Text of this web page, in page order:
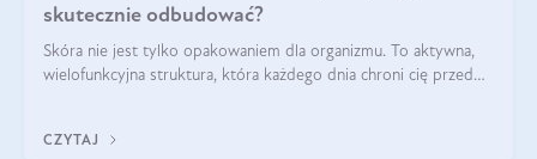
skutecznie odbudować?
Skóra nie jest tylko opakowaniem dla organizmu. To aktywna,
wielofunkcyjna struktura, która każdego dnia chroni cię przed
bariera hydrolipidowa.
CZYTAJ